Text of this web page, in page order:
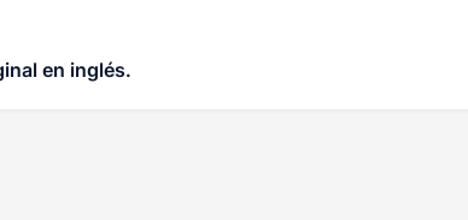
en inglés.